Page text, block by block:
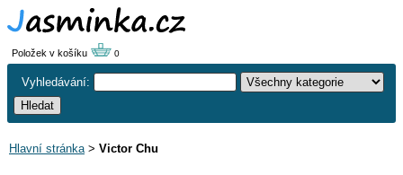
Položek v košíku 0
Vyhledávání:
Hlavní stránka> Victor Chu